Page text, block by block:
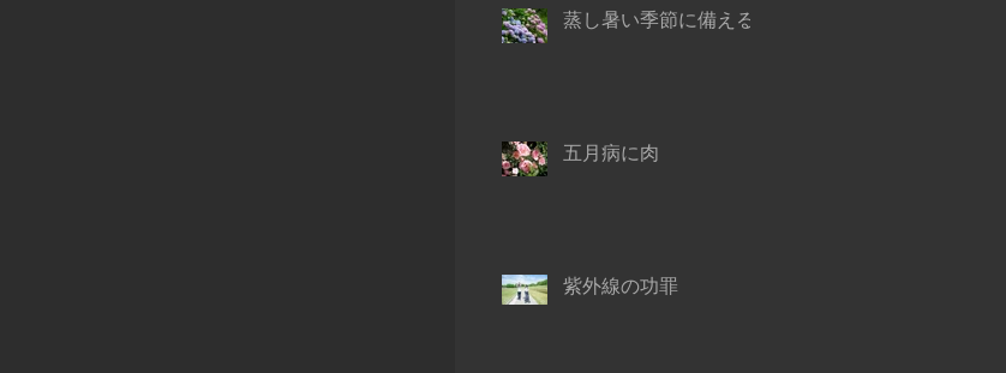
蒸し暑い季節に備える
五月病に肉
紫外線の功罪